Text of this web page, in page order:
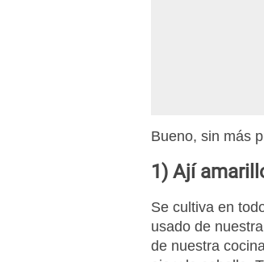
Bueno, sin más
1) Ají
Se cultiva en
usado de
de nuestra